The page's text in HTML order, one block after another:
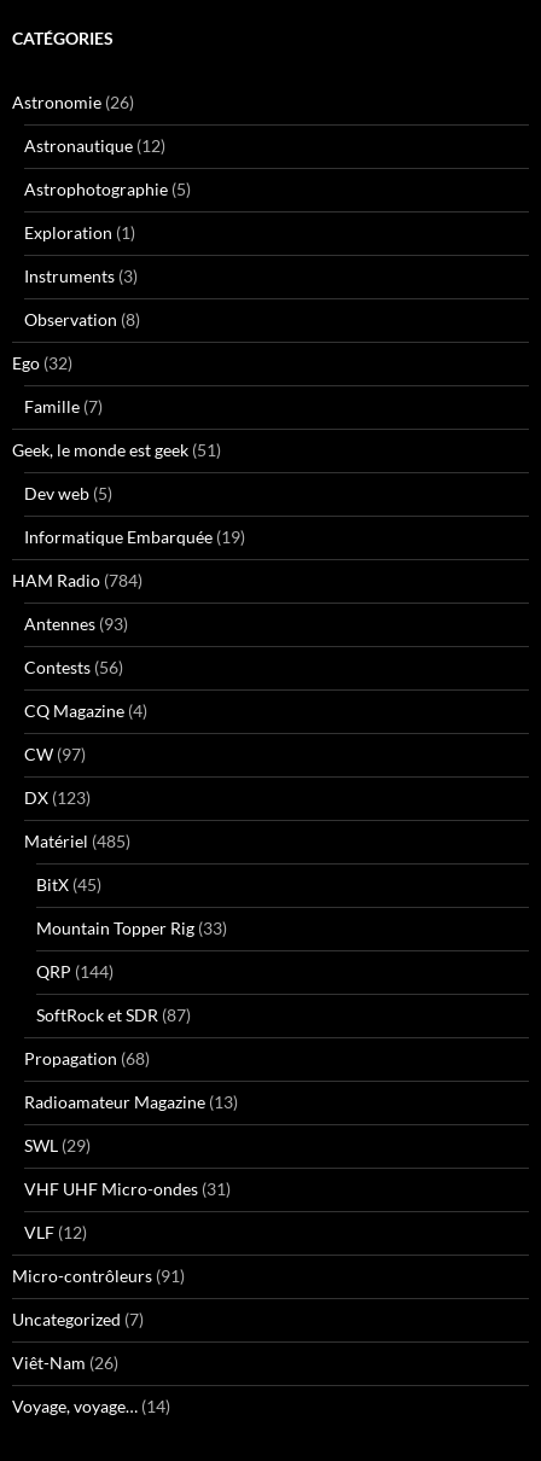
CATÉGORIES
Astronomie (26)
Astronautique (12)
Astrophotographie (5)
Exploration (1)
Instruments (3)
Observation (8)
Ego (32)
Famille (7)
Geek, le monde est geek (51)
Dev web (5)
Informatique Embarquée (19)
HAM Radio (784)
Antennes (93)
Contests (56)
CQ Magazine (4)
CW (97)
DX (123)
Matériel (485)
BitX (45)
Mountain Topper Rig (33)
QRP (144)
SoftRock et SDR (87)
Propagation (68)
Radioamateur Magazine (13)
SWL (29)
VHF UHF Micro-ondes (31)
VLF (12)
Micro-contrôleurs (91)
Uncategorized (7)
Viêt-Nam (26)
Voyage, voyage… (14)